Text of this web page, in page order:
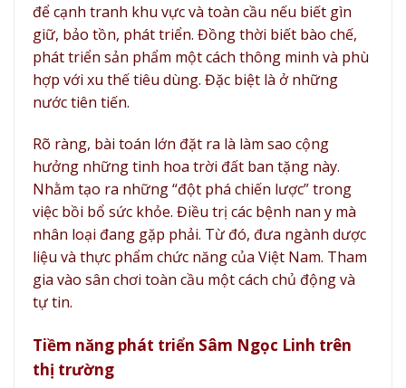
để cạnh tranh khu vực và toàn cầu nếu biết gìn
giữ, bảo tồn, phát triển. Đồng thời biết bào chế,
phát triển sản phẩm một cách thông minh và phù
hợp với xu thế tiêu dùng. Đặc biệt là ở những
nước tiên tiến.
Rõ ràng, bài toán lớn đặt ra là làm sao cộng
hưởng những tinh hoa trời đất ban tặng này.
Nhằm tạo ra những “đột phá chiến lược” trong
việc bồi bổ sức khỏe. Điều trị các bệnh nan y mà
nhân loại đang gặp phải. Từ đó, đưa ngành dược
liệu và thực phẩm chức năng của Việt Nam. Tham
gia vào sân chơi toàn cầu một cách chủ động và
tự tin.
Tiềm năng phát triển Sâm Ngọc Linh trên
thị trường